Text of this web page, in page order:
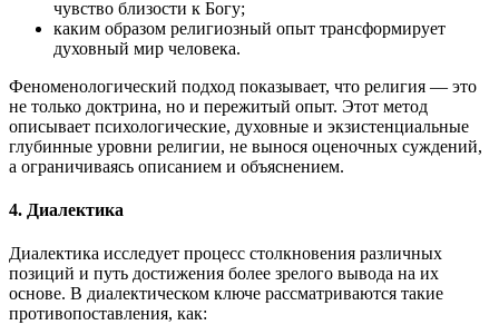
чувство близости к Богу;
каким образом религиозный опыт трансформирует
духовный мир человека.
Феноменологический подход показывает, что религия — это
не только доктрина, но и пережитый опыт. Этот метод
описывает психологические, духовные и экзистенциальные
глубинные уровни религии, не вынося оценочных суждений,
а ограничиваясь описанием и объяснением.
4. Диалектика
Диалектика исследует процесс столкновения различных
позиций и путь достижения более зрелого вывода на их
основе. В диалектическом ключе рассматриваются такие
противопоставления, как: